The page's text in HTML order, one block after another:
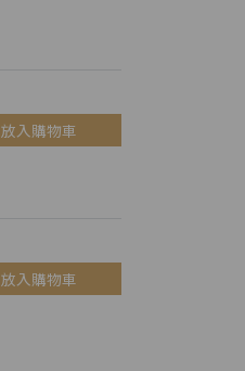
放入購物車
放入購物車